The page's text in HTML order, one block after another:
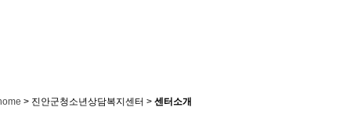
> 진안군청소년상담복지센터 > 센터소개